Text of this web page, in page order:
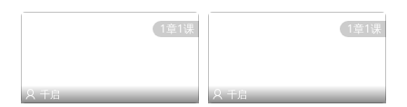
1章1课
 千启
1章1课
 千启